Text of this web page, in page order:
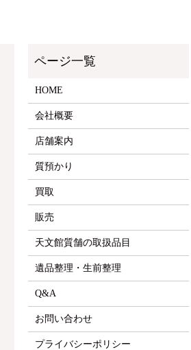
HOME
会社概要
店舗案内
質預かり
買取
販売
天文館質舗の取扱品目
遺品整理・生前整理
Q&A
お問い合わせ
プライバシーポリシー